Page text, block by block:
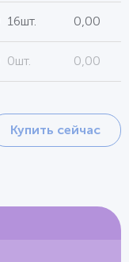
16шт. 0,00
0шт. 0,00
Купить сейчас